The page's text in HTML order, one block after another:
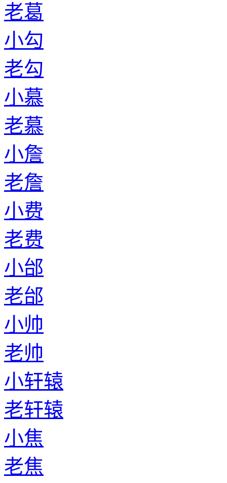
老葛
小勾
老勾
小慕
老慕
小詹
老詹
小费
老费
小邰
老邰
小帅
老帅
小轩辕
老轩辕
小焦
老焦